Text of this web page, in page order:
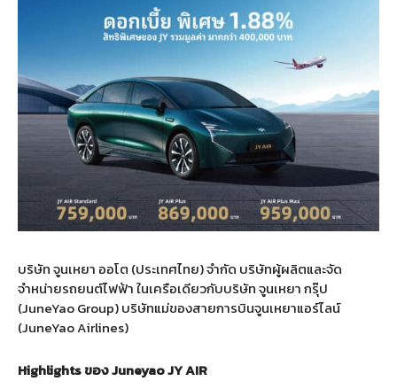
บริษัท จูนเหยา ออโต (ประเทศไทย) จำกัด บริษัทผู้ผลิตและจัด
จำหน่ายรถยนต์ไฟฟ้า ในเครือเดียวกับบริษัท จูนเหยา กรุ๊ป
(JuneYao Group) บริษัทแม่ของสายการบินจูนเหยาแอร์ไลน์
(JuneYao Airlines)
Highlights ของ Juneyao JY AIR